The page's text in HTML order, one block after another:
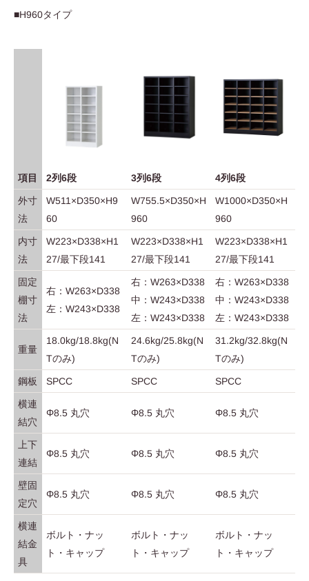
■H960タイプ
項目 2列6段 3列6段 4列6段
外寸
法
W511×D350×H9
60
W755.5×D350×H
960
W1000×D350×H
960
内寸
法
W223×D338×H1
27/最下段141
W223×D338×H1
27/最下段141
W223×D338×H1
27/最下段141
固定
棚寸
法
右：W263×D338
左：W243×D338
右：W263×D338
中：W243×D338
左：W243×D338
右：W263×D338
中：W243×D338
左：W243×D338
重量
18.0kg/18.8kg(N
Tのみ)
24.6kg/25.8kg(N
Tのみ)
31.2kg/32.8kg(N
Tのみ)
鋼板 SPCC SPCC SPCC
横連
結穴
Φ8.5 丸穴 Φ8.5 丸穴 Φ8.5 丸穴
上下
連結
Φ8.5 丸穴 Φ8.5 丸穴 Φ8.5 丸穴
壁固
定穴
Φ8.5 丸穴 Φ8.5 丸穴 Φ8.5 丸穴
横連
結金
具
ボルト・ナッ
ト・キャップ
ボルト・ナッ
ト・キャップ
ボルト・ナッ
ト・キャップ